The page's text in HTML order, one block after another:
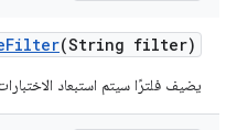
Filter(String filter)
يضيف فلترًا سيتم استبعاد